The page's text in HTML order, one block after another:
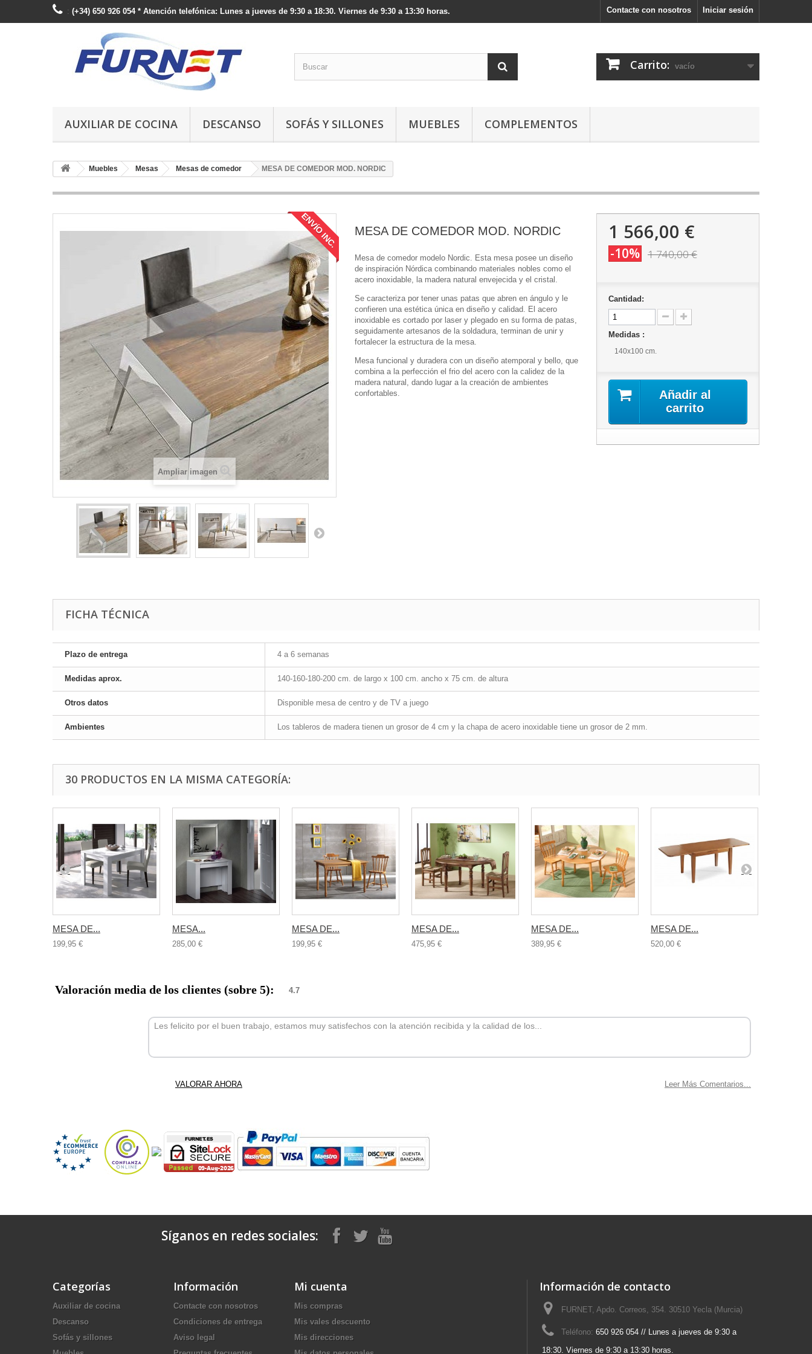
Iniciar sesión
Contacte con nosotros
: (+34) 650 926 054 * Atención telefónica: Lunes a jueves de 9:30 a 18:30. Viernes de 9:30 a 13:30 horas.
Carrito: vacío
AUXILIAR DE COCINA DESCANSO SOFÁS Y SILLONES MUEBLES COMPLEMENTOS
Muebles Mesas Mesas de comedor MESA DE COMEDOR MOD. NORDIC
ENVÍO INC.
Ampliar imagen
MESA DE COMEDOR MOD. NORDIC
Mesa de comedor modelo Nordic. Esta mesa posee un diseño
de inspiración Nórdica combinando materiales nobles como el
acero inoxidable, la madera natural envejecida y el cristal.
Se caracteriza por tener unas patas que abren en ángulo y le
confieren una estética única en diseño y calidad. El acero
inoxidable es cortado por laser y plegado en su forma de patas,
seguidamente artesanos de la soldadura, terminan de unir y
fortalecer la estructura de la mesa.
Mesa funcional y duradera con un diseño atemporal y bello, que
combina a la perfección el frio del acero con la calidez de la
madera natural, dando lugar a la creación de ambientes
confortables.
1 566,00 €
-10% 1 740,00 €
Cantidad:
Medidas :
140x100 cm.
Añadir al
carrito
FICHA TÉCNICA
Plazo de entrega 4 a 6 semanas
Medidas aprox. 140-160-180-200 cm. de largo x 100 cm. ancho x 75 cm. de altura
Otros datos Disponible mesa de centro y de TV a juego
Ambientes Los tableros de madera tienen un grosor de 4 cm y la chapa de acero inoxidable tiene un grosor de 2 mm.
30 PRODUCTOS EN LA MISMA CATEGORÍA:
MESA DE...
199,95 €
MESA...
285,00 €
MESA DE...
199,95 €
MESA DE...
475,95 €
MESA DE...
389,95 €
MESA DE...
520,00 €
Valoración media de los clientes (sobre 5): 4.7
Les felicito por el buen trabajo, estamos muy satisfechos con la atención recibida y la calidad de los...
Leer Más Comentarios...
Síganos en redes sociales:
Categorías
Auxiliar de cocina
Descanso
Sofás y sillones
Información
Contacte con nosotros
Condiciones de entrega
Aviso legal
Mi cuenta
Mis compras
Mis vales descuento
Mis direcciones
Información de contacto
FURNET, Apdo. Correos, 354. 30510 Yecla (Murcia)
Teléfono: 650 926 054 // Lunes a jueves de 9:30 a
18:30. Viernes de 9:30 a 13:30 horas.